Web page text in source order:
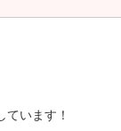
います！